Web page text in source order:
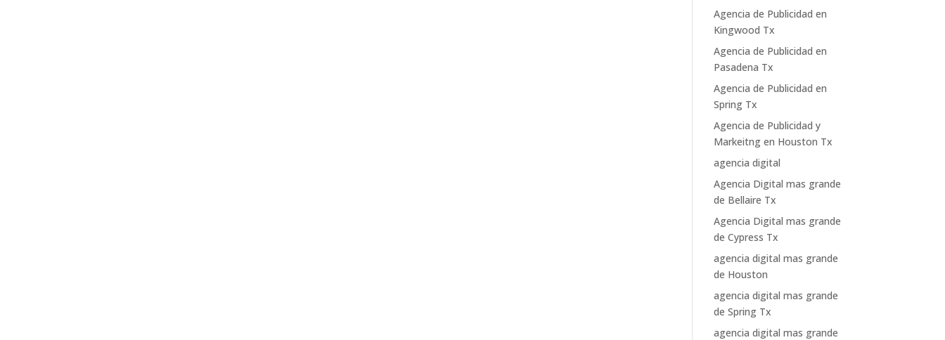
Agencia de Publicidad en
Kingwood Tx
Agencia de Publicidad en
Pasadena Tx
Agencia de Publicidad en
Spring Tx
Agencia de Publicidad y
Markeitng en Houston Tx
agencia digital
Agencia Digital mas grande
de Bellaire Tx
Agencia Digital mas grande
de Cypress Tx
agencia digital mas grande
de Houston
agencia digital mas grande
de Spring Tx
agencia digital mas grande